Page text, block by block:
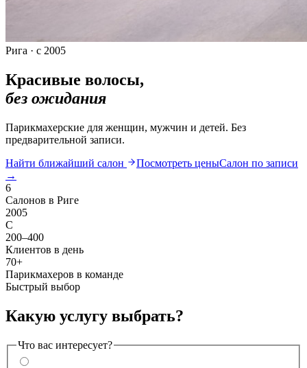
Рига · с 2005
Красивые волосы,
без ожидания
Парикмахерские для женщин, мужчин и детей. Без
предварительной записи.
Найти ближайший салон
Посмотреть ценыСалон по записи
→
6
Салонов в Риге
2005
С
200–400
Клиентов в день
70+
Парикмахеров в команде
Быстрый выбор
Какую услугу выбрать?
Что вас интересует?